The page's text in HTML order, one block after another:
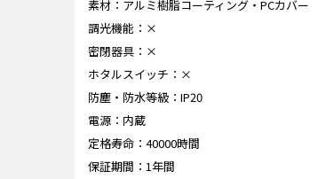
素材：アルミ樹脂コーティング・PCカバー
調光機能：×
密閉器具：×
ホタルスイッチ：×
防塵・防水等級：IP20
電源：内蔵
定格寿命：40000時間
保証期間：1年間